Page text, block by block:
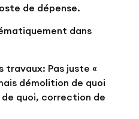
de dépense.
dans
travaux: Pas juste «
démolition de quoi
quoi, correction de